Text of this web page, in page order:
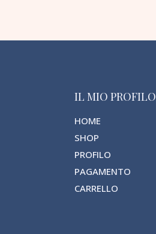
IL MIO PROFILO
HOME
SHOP
PROFILO
PAGAMENTO
CARRELLO